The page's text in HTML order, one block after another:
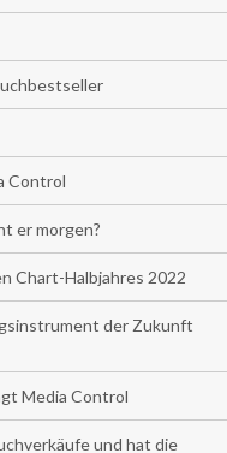
Control
er morgen?
Chart-Halbjahres 2022
der Zukunft
Media Control
und hat die